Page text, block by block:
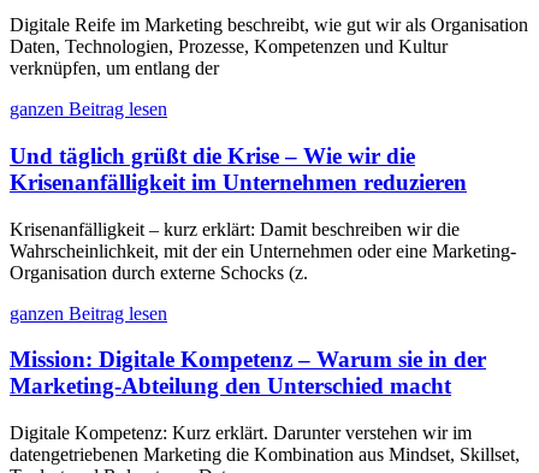
Digitale Reife im Marketing beschreibt, wie gut wir als Organisation
Daten, Technologien, Prozesse, Kompetenzen und Kultur
verknüpfen, um entlang der
ganzen Beitrag lesen
Und täglich grüßt die Krise – Wie wir die
Krisenanfälligkeit im Unternehmen reduzieren
Krisenanfälligkeit – kurz erklärt: Damit beschreiben wir die
Wahrscheinlichkeit, mit der ein Unternehmen oder eine Marketing-
Organisation durch externe Schocks (z.
ganzen Beitrag lesen
Mission: Digitale Kompetenz – Warum sie in der
Marketing-Abteilung den Unterschied macht
Digitale Kompetenz: Kurz erklärt. Darunter verstehen wir im
datengetriebenen Marketing die Kombination aus Mindset, Skillset,